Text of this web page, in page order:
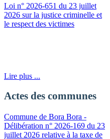
Loi n° 2026-651 du 23 juillet
2026 sur la justice criminelle et
le respect des victimes
Lire plus ...
Actes des communes
Commune de Bora Bora -
Délibération n° 2026-169 du 23
juillet 2026 relative à la taxe de